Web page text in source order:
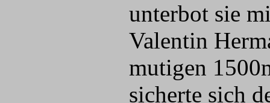
unterbot sie
Valentin
mutigen
sicherte sich